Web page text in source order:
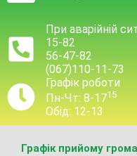
При аварійній
15-82
56-47-82
(067)110-11-73
Графік роботи
Пн-Чт: 8-1715
Обід: 12-13
Графік прийому